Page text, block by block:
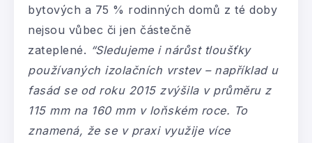
bytových a 75 % rodinných domů z té doby
nejsou vůbec či jen částečně
zateplené. “Sledujeme i nárůst tloušťky
používaných izolačních vrstev – například u
fasád se od roku 2015 zvýšila v průměru z
115 mm na 160 mm v loňském roce. To
znamená, že se v praxi využije více